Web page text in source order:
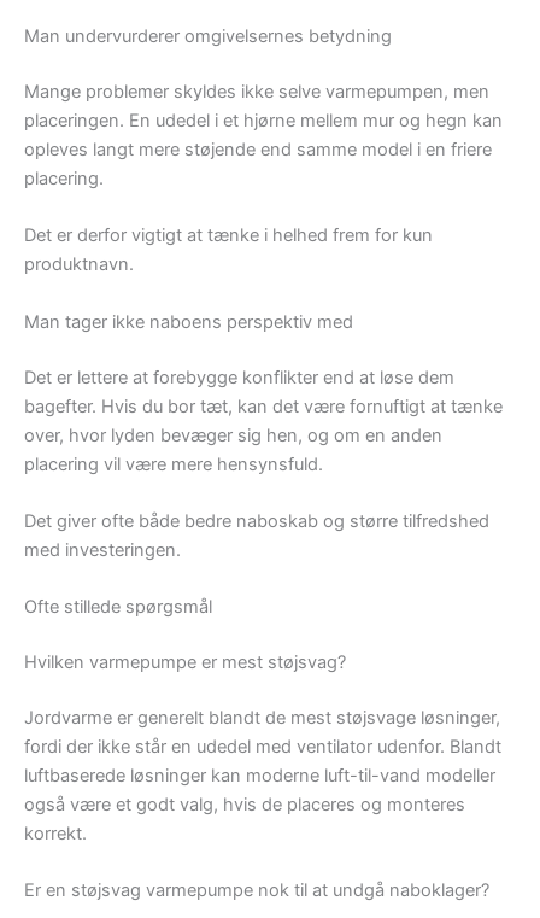
Man undervurderer omgivelsernes betydning
Mange problemer skyldes ikke selve varmepumpen, men
placeringen. En udedel i et hjørne mellem mur og hegn kan
opleves langt mere støjende end samme model i en friere
placering.
Det er derfor vigtigt at tænke i helhed frem for kun
produktnavn.
Man tager ikke naboens perspektiv med
Det er lettere at forebygge konflikter end at løse dem
bagefter. Hvis du bor tæt, kan det være fornuftigt at tænke
over, hvor lyden bevæger sig hen, og om en anden
placering vil være mere hensynsfuld.
Det giver ofte både bedre naboskab og større tilfredshed
med investeringen.
Ofte stillede spørgsmål
Hvilken varmepumpe er mest støjsvag?
Jordvarme er generelt blandt de mest støjsvage løsninger,
fordi der ikke står en udedel med ventilator udenfor. Blandt
luftbaserede løsninger kan moderne luft-til-vand modeller
også være et godt valg, hvis de placeres og monteres
korrekt.
Er en støjsvag varmepumpe nok til at undgå naboklager?